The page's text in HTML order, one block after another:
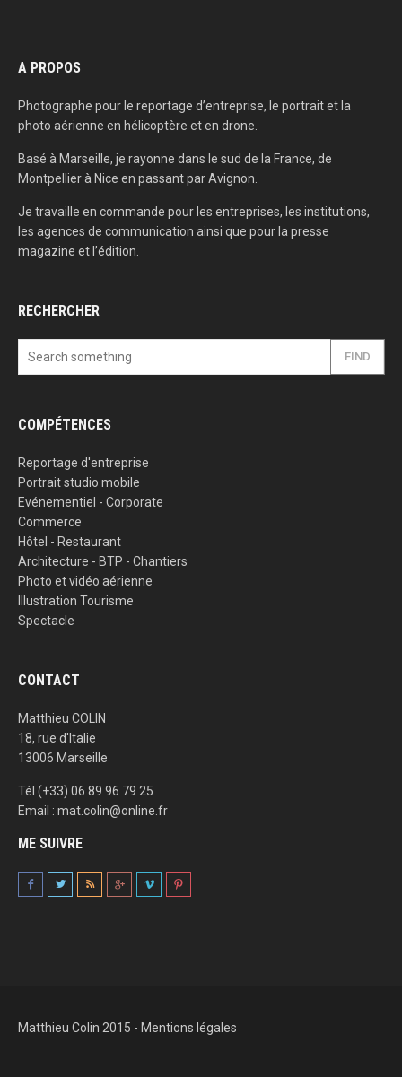
A PROPOS
Photographe pour le reportage d’entreprise, le portrait et la
photo aérienne en hélicoptère et en drone.
Basé à Marseille, je rayonne dans le sud de la France, de
Montpellier à Nice en passant par Avignon.
Je travaille en commande pour les entreprises, les institutions,
les agences de communication ainsi que pour la presse
magazine et l’édition.
RECHERCHER
FIND
COMPÉTENCES
Reportage d'entreprise
Portrait studio mobile
Evénementiel - Corporate
Commerce
Hôtel - Restaurant
Architecture - BTP - Chantiers
Photo et vidéo aérienne
Illustration Tourisme
Spectacle
CONTACT
Matthieu COLIN
18, rue d'Italie
13006 Marseille
Tél (+33) 06 89 96 79 25
Email : mat.colin@online.fr
ME SUIVRE
Matthieu Colin 2015 - Mentions légales